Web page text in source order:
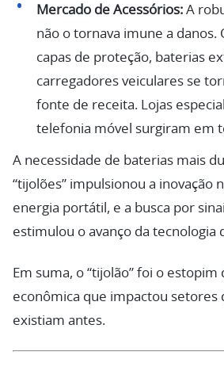
Mercado de Acessórios:A
não o tornava imune a danos.
capas de proteção, baterias
carregadores veiculares se
fonte de receita. Lojas
telefonia móvel surgiram em
A necessidade de baterias mais
“tijolões” impulsionou a inovação
energia portátil, e a busca por
estimulou o avanço da tecnologia
Em suma, o “tijolão” foi o
econômica que impactou setores
existiam antes.